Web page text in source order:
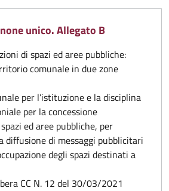
unico. Allegato B
di spazi ed aree pubbliche:
comunale in due zone
per l’istituzione e la disciplina
per la concessione
ed aree pubbliche, per
diffusione di messaggi pubblicitari
degli spazi destinati a
CC N. 12 del 30/03/2021